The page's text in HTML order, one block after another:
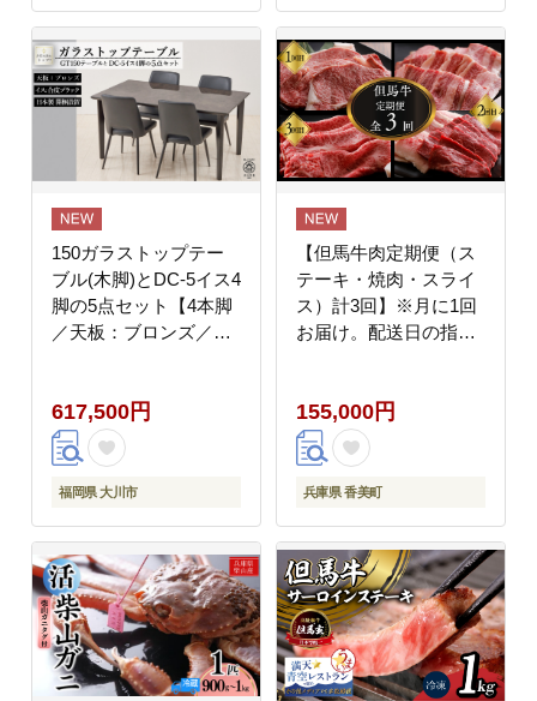
150ガラストップテー
ブル(木脚)とDC-5イス4
脚の5点セット【4本脚
／天板：ブロンズ／張
617,500円
福岡県 大川市
【但馬牛肉定期便（ス
テーキ・焼肉・スライ
ス）計3回】※月に1回
お届け。配送日の指定
美町にあり 但馬牛は神
戸牛、仙台牛、飛騨牛
のルーツ牛です 大人気
牛肉 焼肉 すき焼き し
牛 但馬 神戸 香美町 村
岡 但馬牛専門店 牛将村
岡ファームガーデン
150000円 02-22
155,000円
兵庫県 香美町